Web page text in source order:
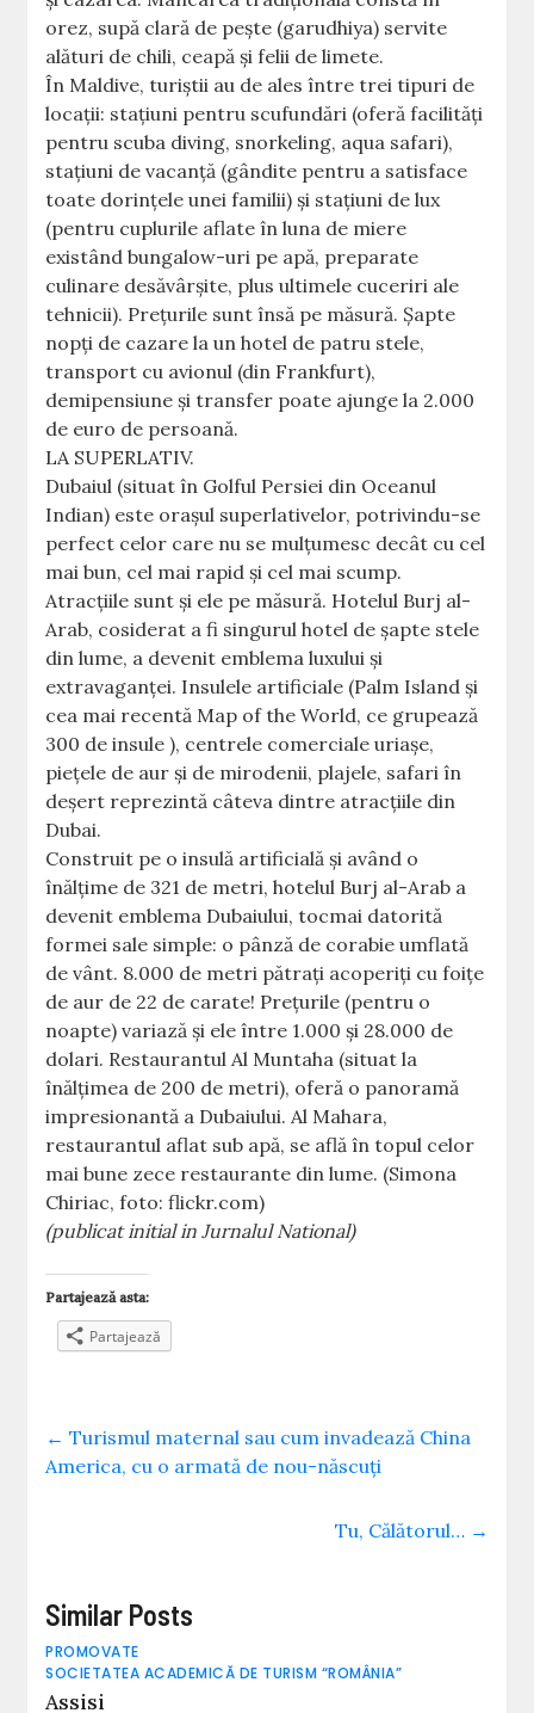
orez, supă clară de peşte (garudhiya) servite
alături de chili, ceapă şi felii de limete.
În Maldive, turiştii au de ales între trei tipuri de
locaţii: staţiuni pentru scufundări (oferă facilităţi
pentru scuba diving, snorkeling, aqua safari),
staţiuni de vacanţă (gândite pentru a satisface
toate dorinţele unei familii) şi staţiuni de lux
(pentru cuplurile aflate în luna de miere
existând bungalow-uri pe apă, preparate
culinare desăvârşite, plus ultimele cuceriri ale
tehnicii). Preţurile sunt însă pe măsură. Şapte
nopţi de cazare la un hotel de patru stele,
transport cu avionul (din Frankfurt),
demipensiune şi transfer poate ajunge la 2.000
de euro de persoană.
LA SUPERLATIV.
Dubaiul (situat în Golful Persiei din Oceanul
Indian) este oraşul superlativelor, potrivindu-se
perfect celor care nu se mulţumesc decât cu cel
mai bun, cel mai rapid şi cel mai scump.
Atracţiile sunt şi ele pe măsură. Hotelul Burj al-
Arab, cosiderat a fi singurul hotel de şapte stele
din lume, a devenit emblema luxului şi
extravaganţei. Insulele artificiale (Palm Island şi
cea mai recentă Map of the World, ce grupează
300 de insule ), centrele comerciale uriaşe,
pieţele de aur şi de mirodenii, plajele, safari în
deşert reprezintă câteva dintre atracţiile din
Dubai.
Construit pe o insulă artificială şi având o
înălţime de 321 de metri, hotelul Burj al-Arab a
devenit emblema Dubaiului, tocmai datorită
formei sale simple: o pânză de corabie umflată
de vânt. 8.000 de metri pătraţi acoperiţi cu foiţe
de aur de 22 de carate! Preţurile (pentru o
noapte) variază şi ele între 1.000 şi 28.000 de
dolari. Restaurantul Al Muntaha (situat la
înălţimea de 200 de metri), oferă o panoramă
impresionantă a Dubaiului. Al Mahara,
restaurantul aflat sub apă, se află în topul celor
mai bune zece restaurante din lume. (Simona
Chiriac, foto: flickr.com)
(publicat initial in Jurnalul National)
Partajează asta:
Partajează
← Turismul maternal sau cum invadează China
America, cu o armată de nou-născuţi
Tu, Călătorul… →
Similar Posts
PROMOVATE
SOCIETATEA ACADEMICĂ DE TURISM “ROMÂNIA”
Assisi